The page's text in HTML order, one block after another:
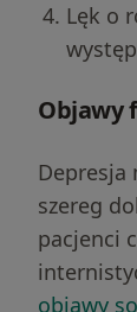
Lęk o
Objawy
Depresja
szereg
pacjenci
objawy